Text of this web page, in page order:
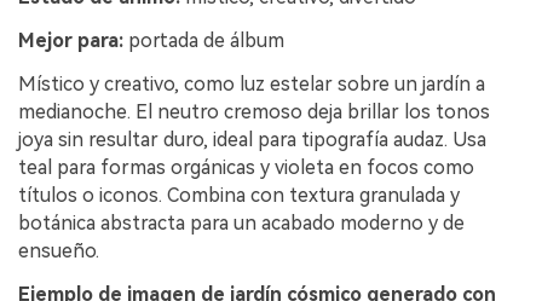
Mejor para: portada de álbum
Místico y creativo, como luz estelar sobre un jardín a
medianoche. El neutro cremoso deja brillar los tonos
joya sin resultar duro, ideal para tipografía audaz. Usa
teal para formas orgánicas y violeta en focos como
títulos o iconos. Combina con textura granulada y
botánica abstracta para un acabado moderno y de
ensueño.
Ejemplo de imagen de jardín cósmico generado con